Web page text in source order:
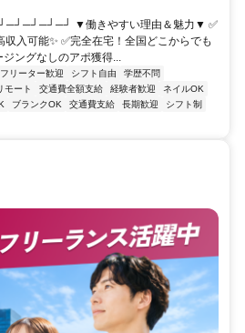
▼働きやすい理由＆魅力▼ ✅
入可能✨ ✅完全在宅！全国どこからでも
ングなしのアポ獲得...
フリーター歓迎 シフト自由
学歴不問
モート 交通費全額支給 経験者歓迎
ネイルOK
ブランクOK 交通費支給 長期歓迎
シフト制